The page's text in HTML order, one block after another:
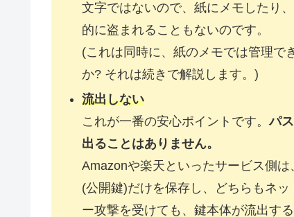
文字ではないので、紙にメモしたり
的に盗まれることもないのです。
(これは同時に、紙のメモでは管理で
か? それは続きで解説します。)
流出しない
これが一番の安心ポイントです。パ
出ることはありません。
Amazonや楽天といったサービス側
(公開鍵)だけを保存し、どちらもネ
ー攻撃を受けても、鍵本体が流出す